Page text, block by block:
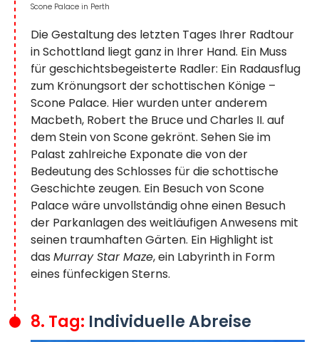
Die Gestaltung des letzten Tages Ihrer Radtour
in Schottland liegt ganz in Ihrer Hand. Ein Muss
für geschichtsbegeisterte Radler: Ein Radausflug
zum Krönungsort der schottischen Könige –
Scone Palace. Hier wurden unter anderem
Macbeth, Robert the Bruce und Charles II. auf
dem Stein von Scone gekrönt. Sehen Sie im
Palast zahlreiche Exponate die von der
Bedeutung des Schlosses für die schottische
Geschichte zeugen. Ein Besuch von Scone
Palace wäre unvollständig ohne einen Besuch
der Parkanlagen des weitläufigen Anwesens mit
seinen traumhaften Gärten. Ein Highlight ist
das Murray Star Maze, ein Labyrinth in Form
eines fünfeckigen Sterns.
Scone Palace in Perth
8. Tag: Individuelle Abreise